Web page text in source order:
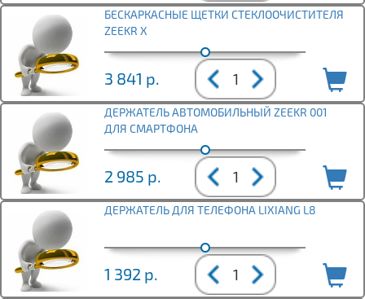
БЕСКАРКАСНЫЕ ЩЕТКИ СТЕКЛООЧИСТИТЕЛЯ
ZEEKR X
3 841 р.
ДЕРЖАТЕЛЬ АВТОМОБИЛЬНЫЙ ZEEKR 001
ДЛЯ СМАРТФОНА
2 985 р.
ДЕРЖАТЕЛЬ ДЛЯ ТЕЛЕФОНА LIXIANG L8
1 392 р.